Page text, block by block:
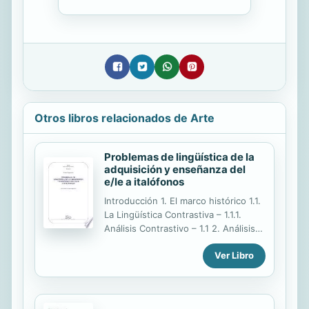
Otros libros relacionados de Arte
Problemas de lingüística de la
adquisición y enseñanza del
e/le a italófonos
Introducción 1. El marco histórico 1.1.
La Lingüística Contrastiva – 1.1.1.
Análisis Contrastivo – 1.1 2. Análisis
de Errores – 1.1.3. Interlengua – 1.2.
Una teoría sobre el origen y el
desarrollo de la interlengua: la
aplicación de las teorías de Chomsky:
Ver Libro